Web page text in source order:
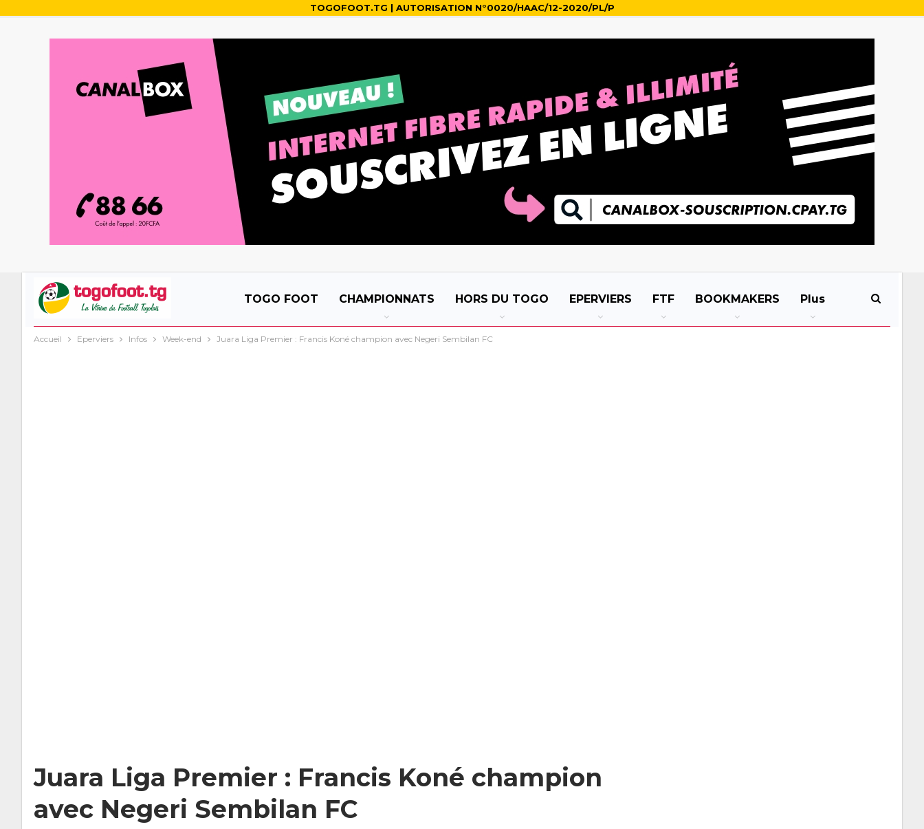
TOGOFOOT.TG | AUTORISATION N°0020/HAAC/12-2020/PL/P
TOGO FOOT CHAMPIONNATS HORS DU TOGO EPERVIERS FTF BOOKMAKERS Plus
Accueil Eperviers Infos Week-end Juara Liga Premier : Francis Koné champion avec Negeri Sembilan FC
Juara Liga Premier : Francis Koné champion
avec Negeri Sembilan FC